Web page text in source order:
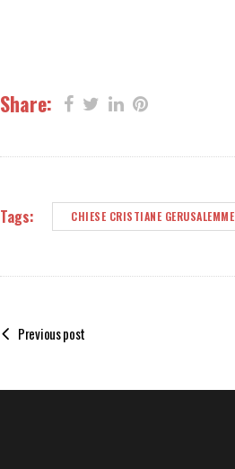
Share:
Tags: CHIESE CRISTIANE GERUSALEMME
Previous post